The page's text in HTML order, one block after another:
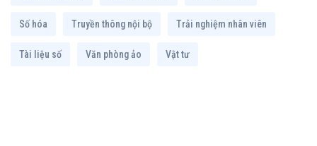
Số hóa Truyền thông nội bộ Trải nghiệm nhân viên
Tài liệu số Văn phòng ảo Vật tư